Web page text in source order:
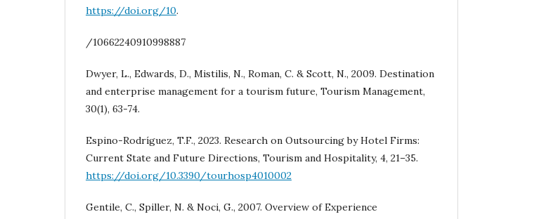
https://doi.org/10.
/10662240910998887
Dwyer, L., Edwards, D., Mistilis, N., Roman, C. & Scott, N., 2009. Destination
and enterprise management for a tourism future, Tourism Management,
30(1), 63-74.
Espino-Rodríguez, T.F., 2023. Research on Outsourcing by Hotel Firms:
Current State and Future Directions, Tourism and Hospitality, 4, 21–35.
https://doi.org/10.3390/tourhosp4010002
Gentile, C., Spiller, N. & Noci, G., 2007. Overview of Experience